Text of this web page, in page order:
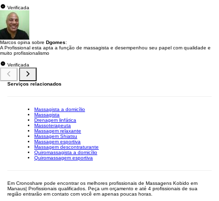
Verificada
Marcos opina sobre Dgomes:
A Profissional esta apta a função de massagista e desempenhou seu papel com qualidade e
muito profissionalismo
Verificada
Serviços relacionados
Massagista a domicílio
Massagista
Drenagem linfática
Massoterapeuta
Massagem relaxante
Massagem Shiatsu
Massagem esportiva
Massagem descontraturante
Quiromassagista a domicílio
Quiromassagem esportiva
Em Cronoshare pode encontrar os melhores profissionais de Massagens Kobido em
Manaus| Profissionais qualificados. Peça um orçamento e até 4 profissionais de sua
região entrarão em contato com você em apenas poucas horas.